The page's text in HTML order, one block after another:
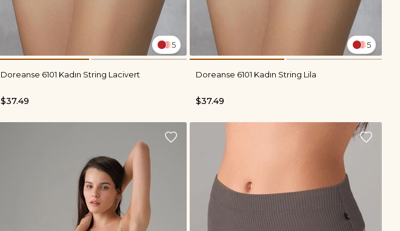
5
Doreanse 6101 Kadın String Lacivert
$37.49
5
Doreanse 6101 Kadın String Lila
$37.49